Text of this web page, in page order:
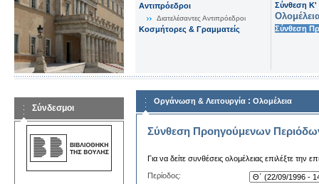
Αντιπρόεδροι
Διατελέσαντες Αντιπρόεδροι
Κοσμήτορες & Γραμματείς
Σύνθεση K'
Σύνθεση
Σύνδεσμοι
Οργάνωση & Λειτουργία : Ολομέλεια
Σύνθεση Προηγούμενων
Για να δείτε συνθέσεις ολομέλειας επιλέξτε την
Περίοδος: